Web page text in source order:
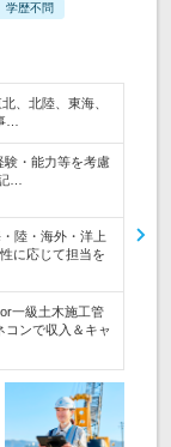
学歴不問
、北陸、東海、
…
・能力等を考慮
…
陸・海外・洋上
に応じて担当を
一級土木施工管
ンで収入＆キャ